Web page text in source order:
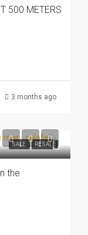
500 METERS
3 months ago
SALE RESALE
the